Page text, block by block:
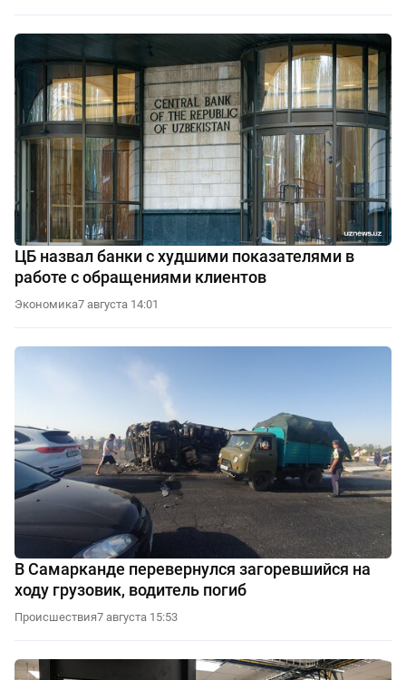
ЦБ назвал банки с худшими показателями в
работе с обращениями клиентов
Экономика7 августа 14:01
В Самарканде перевернулся загоревшийся на
ходу грузовик, водитель погиб
Происшествия7 августа 15:53